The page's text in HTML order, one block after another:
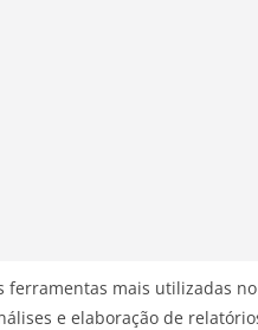
ferramentas mais utilizadas
e elaboração de